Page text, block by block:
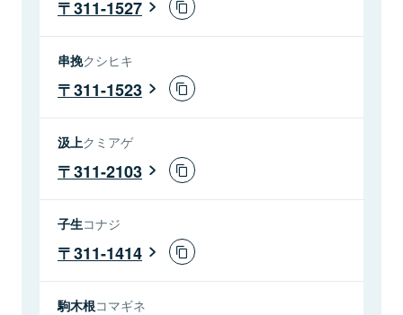
311-1527
串挽クシヒキ
311-1523
汲上クミアゲ
311-2103
子生コナジ
311-1414
駒木根コマギネ